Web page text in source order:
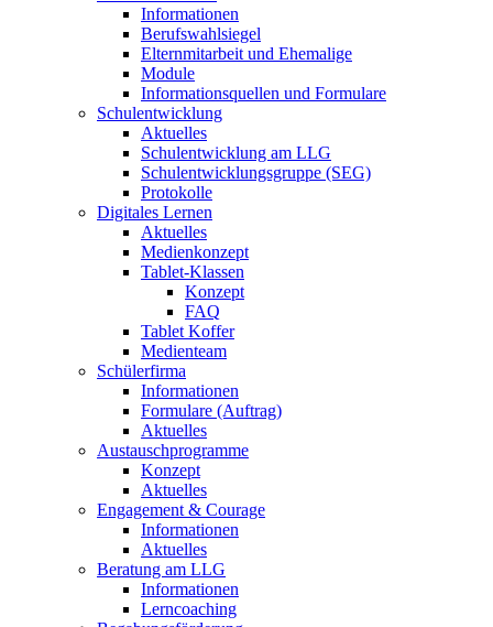
Informationen
Berufswahlsiegel
Elternmitarbeit und Ehemalige
Module
Informationsquellen und Formulare
Schulentwicklung
Aktuelles
Schulentwicklung am LLG
Schulentwicklungsgruppe (SEG)
Protokolle
Digitales Lernen
Aktuelles
Medienkonzept
Tablet-Klassen
Konzept
FAQ
Tablet Koffer
Medienteam
Schülerfirma
Informationen
Formulare (Auftrag)
Aktuelles
Austauschprogramme
Konzept
Aktuelles
Engagement & Courage
Informationen
Aktuelles
Beratung am LLG
Informationen
Lerncoaching